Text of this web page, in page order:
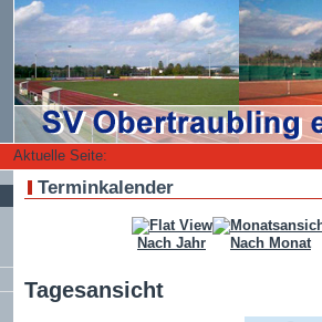
Aktuelle Seite:
Terminkalender
Nach Jahr Nach Monat
Tagesansicht